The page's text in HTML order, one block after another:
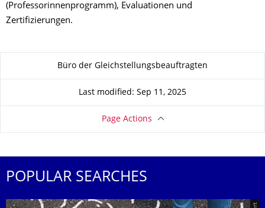
(Professorinnenprogramm), Evaluationen und
Zertifizierungen.
About this pageBüro der Gleichstellungsbeauftragten
Last modified: Sep 11, 2025
Page Actions
POPULAR SEARCHES